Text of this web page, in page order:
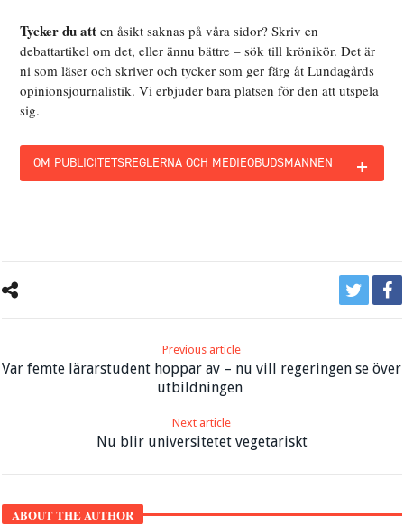
Tycker du atten åsikt saknas på våra sidor? Skriv en
debattartikel om det, eller ännu bättre – sök till krönikör. Det är
ni som läser och skriver och tycker som ger färg åt Lundagårds
opinionsjournalistik. Vi erbjuder bara platsen för den att utspela
sig.
OM PUBLICITETSREGLERNA OCH MEDIEOBUDSMANNEN +
Previous article
Var femte lärarstudent hoppar av – nu vill regeringen se över
utbildningen
Next article
Nu blir universitetet vegetariskt
ABOUT THE AUTHOR